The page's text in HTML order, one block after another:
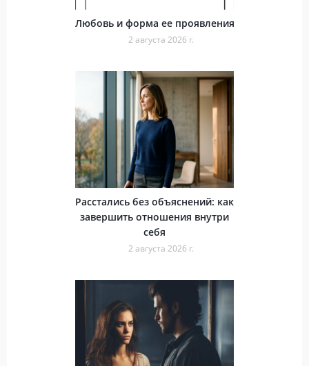
Любовь и форма ее проявления
2 августа 2026 г.
Расстались без объяснений: как
завершить отношения внутри
себя
2 августа 2026 г.